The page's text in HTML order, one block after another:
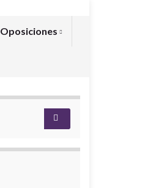
Oposiciones